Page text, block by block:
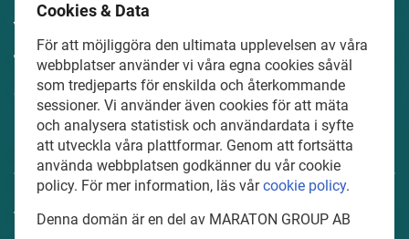
värdefulla berättelser och reportage
från och om det lokala näringslivet och
dess aktörer samt en hel del annan
läsvärt innehåll.
VasternorrlandsAffarer.se är en del av mediakoncernen
Cookies & Data
För att möjliggöra den ultimata upplevelsen av våra
webbplatser använder vi våra egna cookies såväl
som tredjeparts för enskilda och återkommande
sessioner. Vi använder även cookies för att mäta
och analysera statistisk och användardata i syfte
att utveckla våra plattformar. Genom att fortsätta
använda webbplatsen godkänner du vår cookie
policy. För mer information, läs vårcookie policy.
Denna domän är en del av MARATON GROUP AB